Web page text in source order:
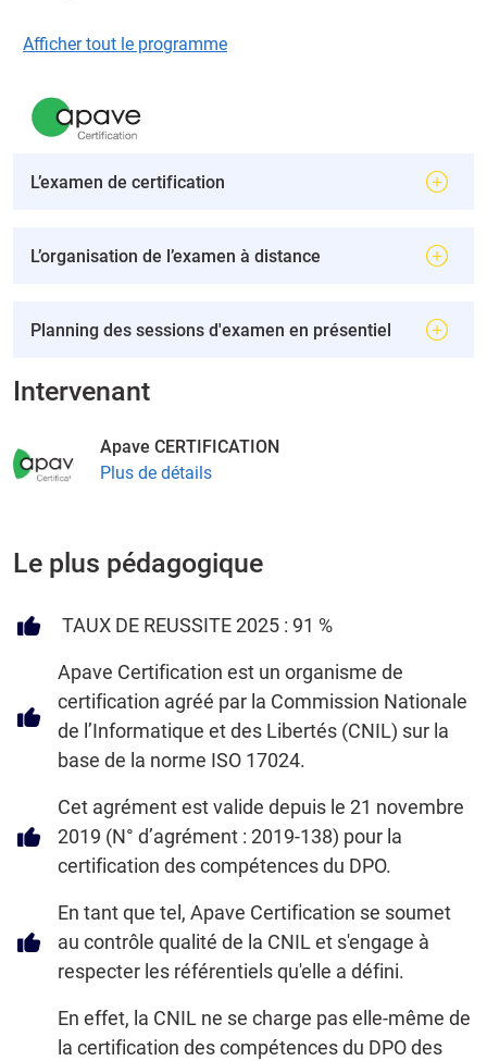
Afficher tout le programme
L’examen de certification
L’organisation de l’examen à distance
Planning des sessions d'examen en présentiel
Intervenant
Apave CERTIFICATION
Plus de détails
Le plus pédagogique
TAUX DE REUSSITE 2025 : 91 %
Apave Certification est un organisme de
certification agréé par la Commission Nationale
de l’Informatique et des Libertés (CNIL) sur la
base de la norme ISO 17024.
Cet agrément est valide depuis le 21 novembre
2019 (N° d’agrément : 2019-138) pour la
certification des compétences du DPO.
En tant que tel, Apave Certification se soumet
au contrôle qualité de la CNIL et s'engage à
respecter les référentiels qu'elle a défini.
En effet, la CNIL ne se charge pas elle-même de
la certification des compétences du DPO des